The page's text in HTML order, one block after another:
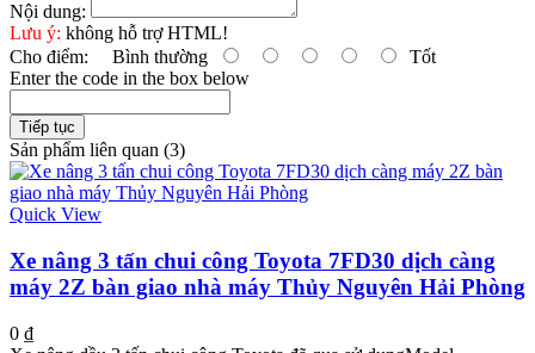
Nội dung:
Lưu ý: không hỗ trợ HTML!
Cho điểm: Bình thường
Tốt
Enter the code in the box below
Tiếp tục
Sản phẩm liên quan (3)
Quick View
Xe nâng 3 tấn chui công Toyota 7FD30 dịch càng
máy 2Z bàn giao nhà máy Thủy Nguyên Hải Phòng
0 ₫